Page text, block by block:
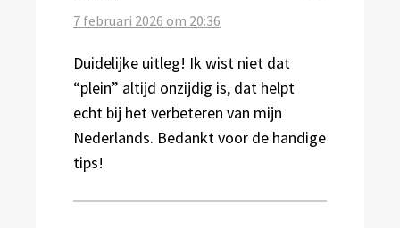
7 februari 2026 om 20:36
Duidelijke uitleg! Ik wist niet dat
“plein” altijd onzijdig is, dat helpt
echt bij het verbeteren van mijn
Nederlands. Bedankt voor de handige
tips!